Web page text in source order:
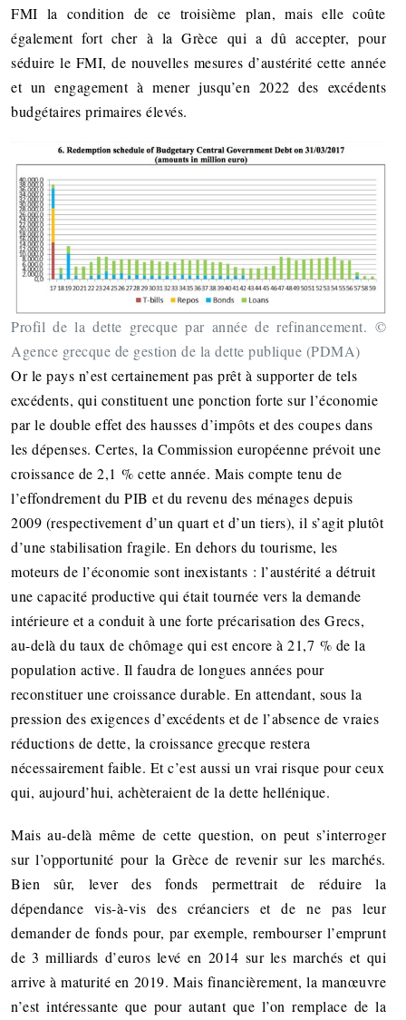
FMI la condition de ce troisième plan, mais elle coûte
également fort cher à la Grèce qui a dû accepter, pour
séduire le FMI, de nouvelles mesures d’austérité cette année
et un engagement à mener jusqu’en 2022 des excédents
budgétaires primaires élevés.
Profil de la dette grecque par année de refinancement. ©
Agence grecque de gestion de la dette publique (PDMA)
Or le pays n’est certainement pas prêt à supporter de tels
excédents, qui constituent une ponction forte sur l’économie
par le double effet des hausses d’impôts et des coupes dans
les dépenses. Certes, la Commission européenne prévoit une
croissance de 2,1 % cette année. Mais compte tenu de
l’effondrement du PIB et du revenu des ménages depuis
2009 (respectivement d’un quart et d’un tiers), il s’agit plutôt
d’une stabilisation fragile. En dehors du tourisme, les
moteurs de l’économie sont inexistants : l’austérité a détruit
une capacité productive qui était tournée vers la demande
intérieure et a conduit à une forte précarisation des Grecs,
au-delà du taux de chômage qui est encore à 21,7 % de la
population active. Il faudra de longues années pour
reconstituer une croissance durable. En attendant, sous la
pression des exigences d’excédents et de l’absence de vraies
réductions de dette, la croissance grecque restera
nécessairement faible. Et c’est aussi un vrai risque pour ceux
qui, aujourd’hui, achèteraient de la dette hellénique.
Mais au-delà même de cette question, on peut s’interroger
sur l’opportunité pour la Grèce de revenir sur les marchés.
Bien sûr, lever des fonds permettrait de réduire la
dépendance vis-à-vis des créanciers et de ne pas leur
demander de fonds pour, par exemple, rembourser l’emprunt
de 3 milliards d’euros levé en 2014 sur les marchés et qui
arrive à maturité en 2019. Mais financièrement, la manœuvre
n’est intéressante que pour autant que l’on remplace de la